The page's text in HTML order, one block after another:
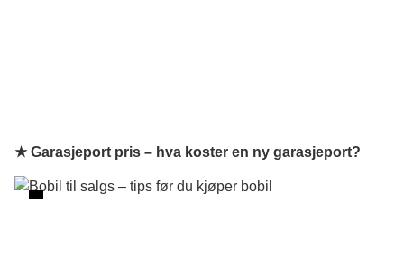
★ Garasjeport pris – hva koster en ny garasjeport?